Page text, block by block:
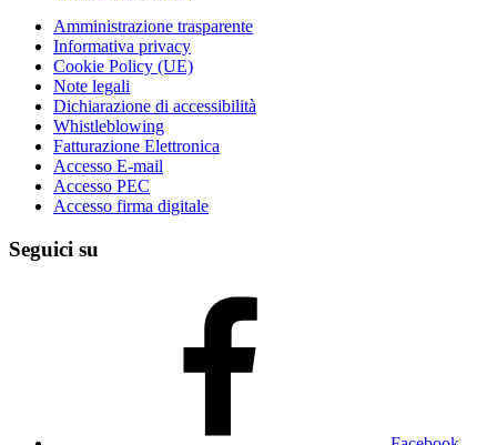
Amministrazione trasparente
Informativa privacy
Cookie Policy (UE)
Note legali
Dichiarazione di accessibilità
Whistleblowing
Fatturazione Elettronica
Accesso E-mail
Accesso PEC
Accesso firma digitale
Seguici su